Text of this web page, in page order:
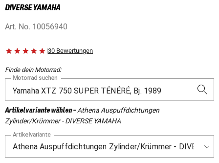
DIVERSE YAMAHA
Art. No. 10056940
|30 Bewertungen
Finde dein Motorrad:
Motorrad suchen
Artikelvariante wählen-Athena Auspuffdichtungen
Zylinder/Krümmer - DIVERSE YAMAHA
Artikelvariante